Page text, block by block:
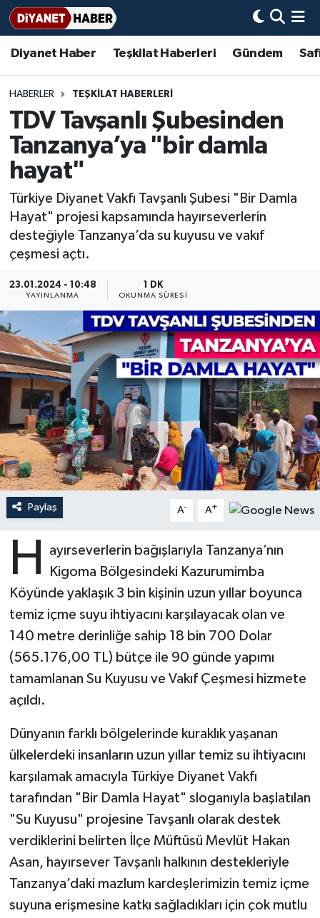
Diyanet Haber Teşkilat Haberleri Gündem
HABERLER TEŞKİLAT HABERLERİ
TDV Tavşanlı Şubesinden
Tanzanya’ya "bir damla
hayat"
Türkiye Diyanet Vakfı Tavşanlı Şubesi "Bir Damla
Hayat" projesi kapsamında hayırseverlerin
desteğiyle Tanzanya’da su kuyusu ve vakıf
çeşmesi açtı.
23.01.2024 - 10:48
YAYINLANMA
1 DK
OKUNMA SÜRESI
Paylaş A- A+
H
ayırseverlerin bağışlarıyla Tanzanya’nın
Kigoma Bölgesindeki Kazurumimba
Köyünde yaklaşık 3 bin kişinin uzun yıllar boyunca
temiz içme suyu ihtiyacını karşılayacak olan ve
140 metre derinliğe sahip 18 bin 700 Dolar
(565.176,00 TL) bütçe ile 90 günde yapımı
tamamlanan Su Kuyusu ve Vakıf Çeşmesi hizmete
açıldı.
Dünyanın farklı bölgelerinde kuraklık yaşanan
ülkelerdeki insanların uzun yıllar temiz su ihtiyacını
karşılamak amacıyla Türkiye Diyanet Vakfı
tarafından "Bir Damla Hayat" sloganıyla başlatılan
"Su Kuyusu" projesine Tavşanlı olarak destek
verdiklerini belirten İlçe Müftüsü Mevlüt Hakan
Asan, hayırsever Tavşanlı halkının destekleriyle
Tanzanya’daki mazlum kardeşlerimizin temiz içme
suyuna erişmesine katkı sağladıkları için çok mutlu
Diyanet Haber
Teşkilat Haberleri
Adana Müftülüğü
Adıyaman Müftülüğü
Afyonkarahisar Müftülüğü
Ağrı Müftülüğü
Aksaray Müftülüğü
Amasya Müftülüğü
Antalya Müftülüğü
Ardahan Müftülüğü
Artvin Müftülüğü
Aydın Müftülüğü
Balıkesir Müftülüğü
Bartın Müftülüğü
Bayburt Müftülüğü
Bilecik Müftülüğü
Bingöl Müftülüğü
Bitlis Müftülüğü
Bursa Müftülüğü
Çanakkale Müftülüğü
Çankırı Müftülüğü
Çorum Müftülüğü
Gündem
#Keşfet
Bir Ayet
Bir Hikaye
Biyografiler
Dini kavramlar
Diyanet Bilgi
Diyanet Takvimi
Hadislerle İslam
Kudüs
Kurban
Mukabele
Peygamberimizin Hayatı
Ramazan
Zekat
Basında Bugün
DİYANET eKİTAP
Aile Dergisi
Aylık Dergi
TDV
Hutbeler
DİYANET AKADEMİ
DİYANET GENÇLİK
DİYANET RADYO/TV
DEPREM
Eğitim
İmam Hatip Okulları
Kültür-Sanat
Aile
Sağlık
Başmakale
Duyurular
Podcast
Hadis-i Şerifler
Hayat Okumaları
Bilim, Teknoloji
Biyografiler
Nöbetçi Eczaneler
Hava Durumu
Ankara Namaz Vakitleri
Trafik Durumu
Süper Lig Puan Durumu ve Fikstür
Tüm Manşetler
Haber Arşivi